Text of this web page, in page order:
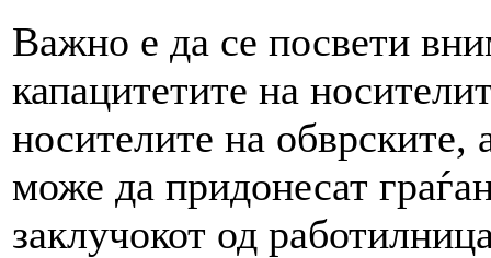
Важно е да се посвети
капацитетите на
носителите на обврските,
може да придонесат
заклучокот од